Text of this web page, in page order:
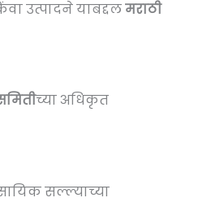
उत्पादने याबद्दलमराठी
च्या अधिकृत
सल्ल्याच्या